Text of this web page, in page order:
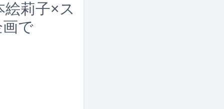
莉子×ス
で